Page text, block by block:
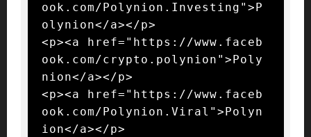
ook.com/Polynion.Investing">P
olynion</a></p>
<p><a href="https://www.faceb
ook.com/crypto.polynion">Poly
nion</a></p>
<p><a href="https://www.faceb
ook.com/Polynion.Viral">Polyn
ion</a></p>